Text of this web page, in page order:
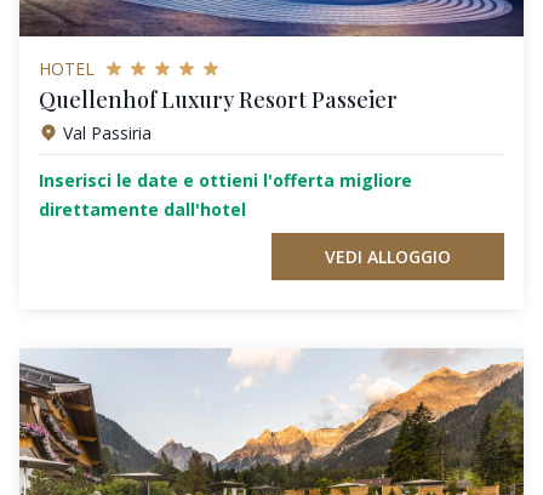
HOTEL
Quellenhof Luxury Resort Passeier
Val Passiria
Inserisci le date e ottieni l'offerta migliore
direttamente dall'hotel
VEDI ALLOGGIO